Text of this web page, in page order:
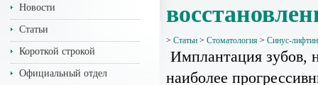
Новости
Статьи
Короткой строкой
Официальный отдел
> Статьи > Стоматология > Синус-
Имплантация зубов,
наиболее